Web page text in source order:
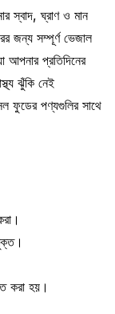
স্বাদ, ঘ্রাণ ও মান
জন্য সম্পূর্ণ ভেজাল
আপনার প্রতিদিনের
ঝুঁকি নেই
ফুডের পণ্যগুলির সাথে
করা হয়।